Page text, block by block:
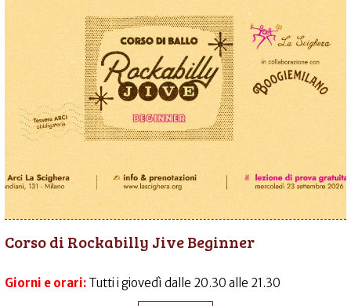
Corso di Rockabilly Jive Beginner
Giorni e orari: Tutti i giovedì dalle 20.30 alle 21.30